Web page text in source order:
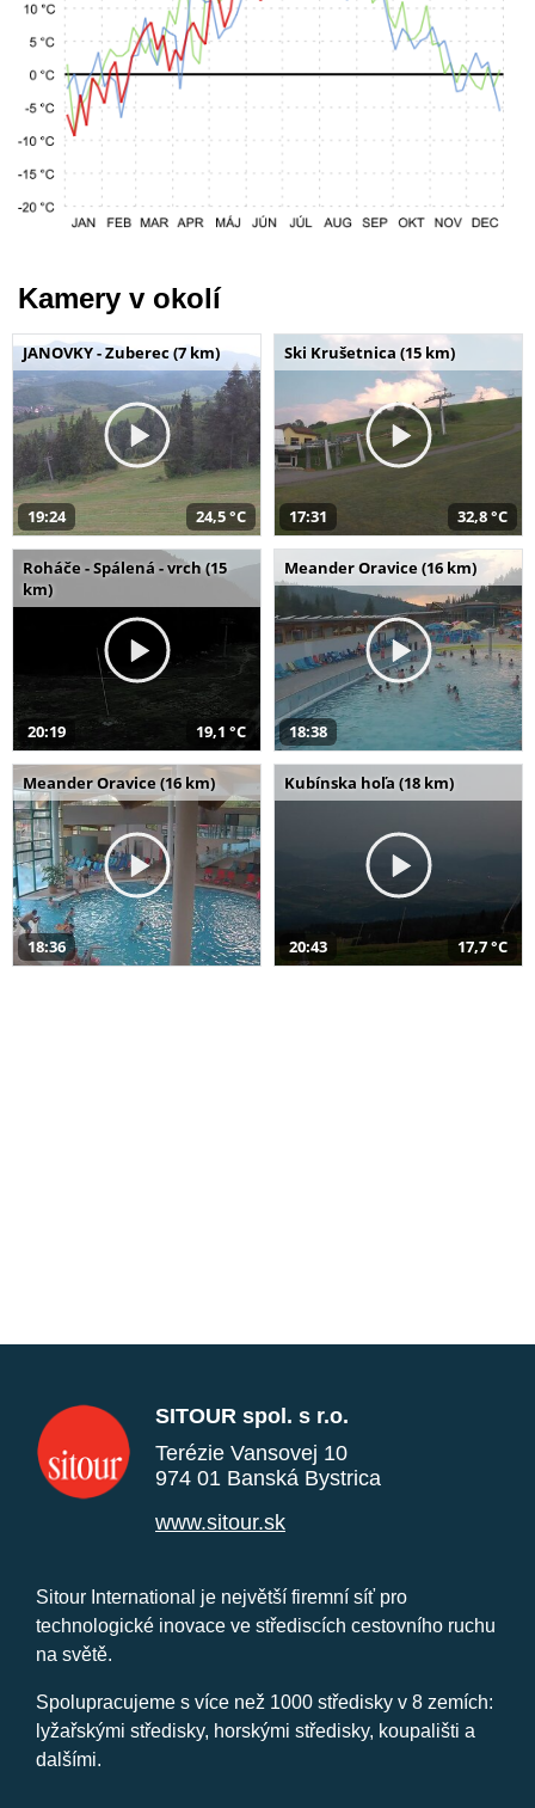
Kamery v okolí
JANOVKY - Zuberec (7 km)
19:24 24,5 °C
Ski Krušetnica (15 km)
17:31 32,8 °C
Roháče - Spálená - vrch (15
km)
20:19 19,1 °C
Meander Oravice (16 km)
18:38
Meander Oravice (16 km)
18:36
Kubínska hoľa (18 km)
20:43 17,7 °C
SITOUR spol. s r.o.
Terézie Vansovej 10
974 01 Banská Bystrica
www.sitour.sk
Sitour International je největší firemní síť pro
technologické inovace ve střediscích cestovního ruchu
na světě.
Spolupracujeme s více než 1000 středisky v 8 zemích:
lyžařskými středisky, horskými středisky, koupališti a
dalšími.